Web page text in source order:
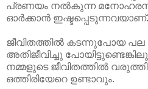
പ്രണയം നൽകുന്ന
ഓർക്കാൻ ഇഷ്ടപ്പെടുന്നവയാണ്.
ജീവിതത്തിൽ കടന്നുപോയ പല
അതിജീവിച്ചു
നമ്മളുടെ ജീവിതത്തിൽ
ഒത്തിരിയേറെ ഉണ്ടാവും.